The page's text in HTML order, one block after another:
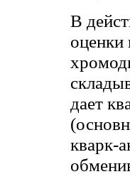
В
оценки
дает
кварк-